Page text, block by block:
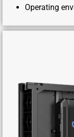
Operating